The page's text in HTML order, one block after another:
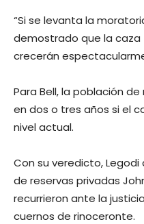
“Si se levanta la
demostrado que la caza
crecerán
Para Bell, la población
en dos o tres años si el
nivel actual.
Con su veredicto,
de reservas privadas
recurrieron ante la
cuernos de rinoceronte.